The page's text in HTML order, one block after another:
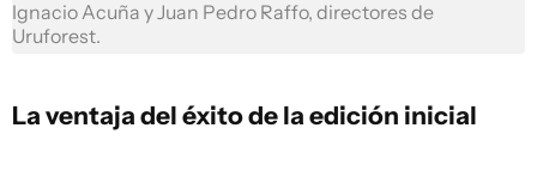
Ignacio Acuña y Juan Pedro Raffo, directores de
Uruforest.
La ventaja del éxito de la edición inicial